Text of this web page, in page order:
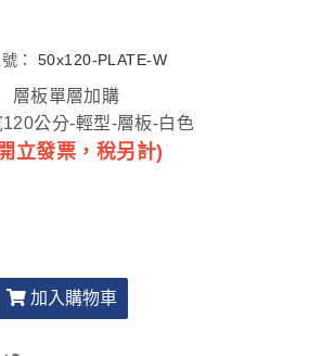
： 50x120-PLATE-W
層板單層加購
公分-輕型-層板-白色
立發票，稅另計)
加入購物車